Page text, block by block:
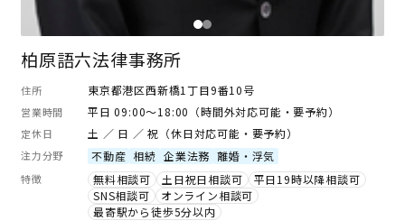
柏原語六法律事務所
住所 東京都港区西新橋1丁目9番10号
営業時間 平日 09:00～18:00（時間外対応可能・要予約）
定休日 土 ／ 日 ／ 祝（休日対応可能・要予約）
注力分野 不動産 相続 企業法務 離婚・浮気
特徴 無料相談可 土日祝日相談可
平日19時以降相談可
SNS相談可
オンライン相談可
最寄駅から徒歩5分以内